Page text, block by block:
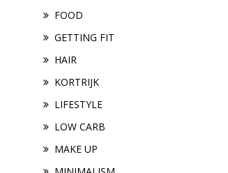
FOOD
GETTING FIT
HAIR
KORTRIJK
LIFESTYLE
LOW CARB
MAKE UP